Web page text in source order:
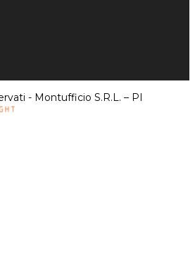
- Montufficio S.R.L. – PI